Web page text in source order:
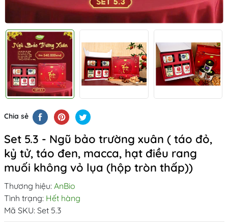
Chia sẻ
Set 5.3 - Ngũ bảo trường xuân ( táo đỏ,
kỷ tử, táo đen, macca, hạt điều rang
muối không vỏ lụa (hộp tròn thấp))
Thương hiệu: AnBio
Tình trạng: Hết hàng
Mã SKU: Set 5.3